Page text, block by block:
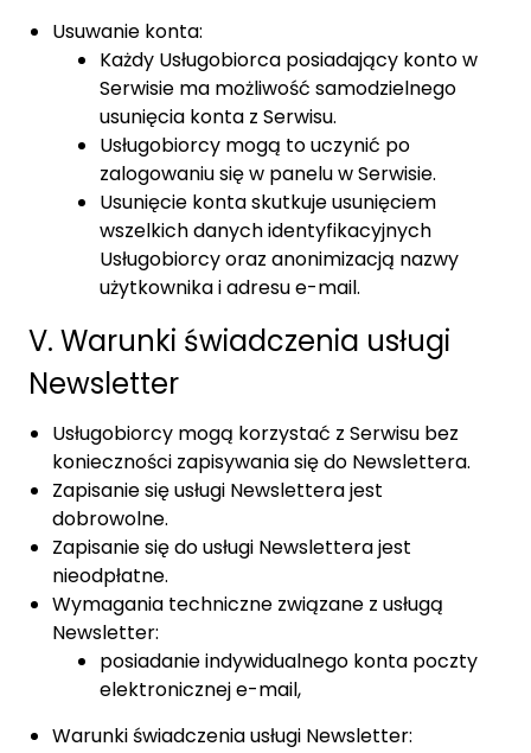
Usuwanie konta:
Każdy Usługobiorca posiadający konto w
Serwisie ma możliwość samodzielnego
usunięcia konta z Serwisu.
Usługobiorcy mogą to uczynić po
zalogowaniu się w panelu w Serwisie.
Usunięcie konta skutkuje usunięciem
wszelkich danych identyfikacyjnych
Usługobiorcy oraz anonimizacją nazwy
użytkownika i adresu e-mail.
V. Warunki świadczenia usługi
Newsletter
Usługobiorcy mogą korzystać z Serwisu bez
konieczności zapisywania się do Newslettera.
Zapisanie się usługi Newslettera jest
dobrowolne.
Zapisanie się do usługi Newslettera jest
nieodpłatne.
Wymagania techniczne związane z usługą
Newsletter:
posiadanie indywidualnego konta poczty
elektronicznej e-mail,
Warunki świadczenia usługi Newsletter: